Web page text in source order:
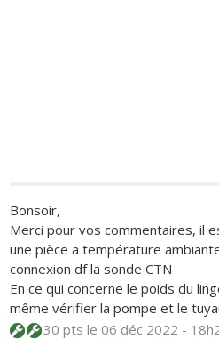
Bonsoir,
Merci pour vos commentaires, il
une pièce a température
connexion df la sonde CTN
En ce qui concerne le poids du
même vérifier la pompe et le
30 ptsle 06 déc 2022 -